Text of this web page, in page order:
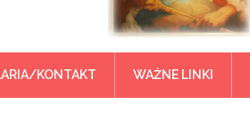
KONTAKT WAŻNE LINKI